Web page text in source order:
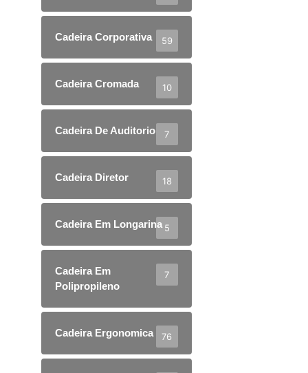
Cadeira Corporativa 59
Cadeira Cromada 10
Cadeira De Auditorio 7
Cadeira Diretor 18
Cadeira Em Longarina 5
Cadeira Em
Polipropileno
7
Cadeira Ergonomica 76